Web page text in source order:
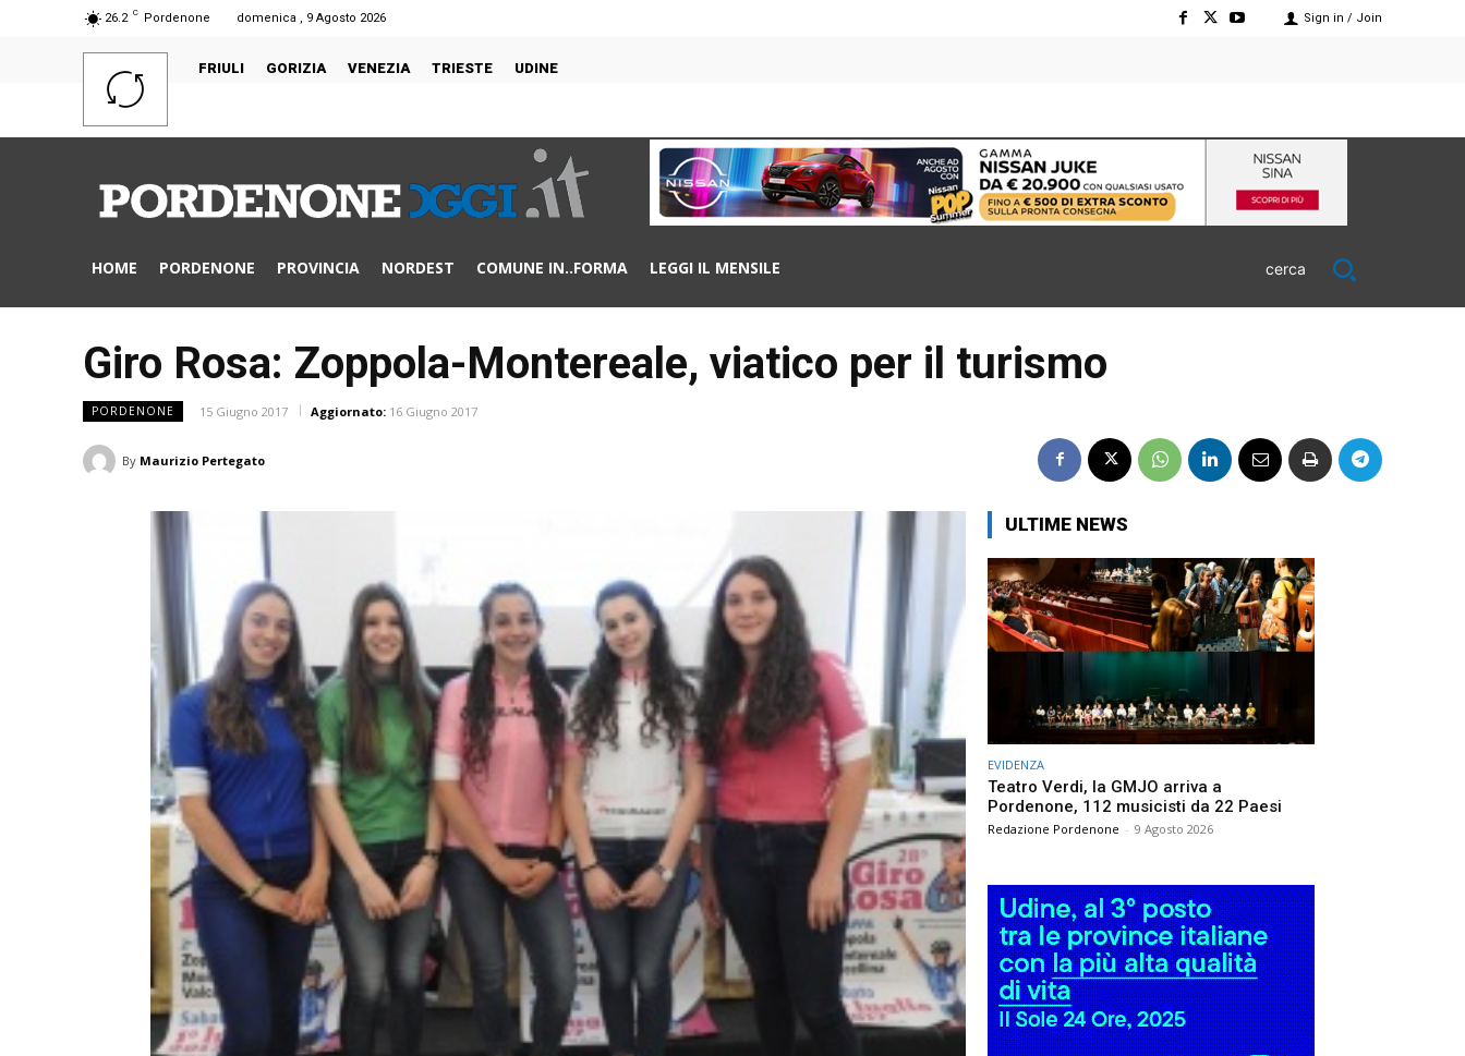
26.2 C Pordenone domenica , 9 Agosto 2026 Sign in / Join
FRIULI GORIZIA VENEZIA TRIESTE UDINE
HOME PORDENONE PROVINCIA NORDEST COMUNE IN..FORMA LEGGI IL MENSILE cerca
Giro Rosa: Zoppola-Montereale, viatico per il turismo
PORDENONE 15 Giugno 2017 Aggiornato: 16 Giugno 2017
By Maurizio Pertegato
ULTIME NEWS
EVIDENZA
Teatro Verdi, la GMJO arriva a
Pordenone, 112 musicisti da 22 Paesi
Redazione Pordenone - 9 Agosto 2026